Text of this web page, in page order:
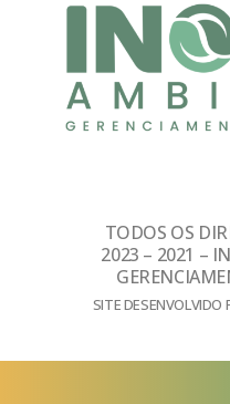
TODOS OS
2023 – 2021 –
SITE DESENVOLVIDO